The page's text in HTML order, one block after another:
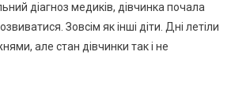
діагноз медиків, дівчинка почала
Зовсім як інші діти. Дні летіли
але стан дівчинки так і не